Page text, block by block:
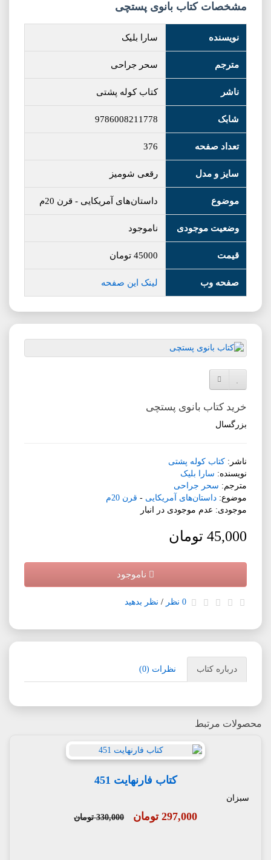
مشخصات کتاب بانوی پستچی
نویسنده سارا بلیک
مترجم سحر جراحی
ناشر کتاب کوله پشتی
شابک 9786008211778
تعداد صفحه 376
سایز و مدل رقعی شومیز
موضوع داستان‌های آمریکایی - قرن 20م
وضعیت موجودی ناموجود
قیمت 45000 تومان
صفحه وب لینک این صفحه
افزودن به لیست دلخواه
خرید کتاب بانوی پستچی
بزرگسال
ناشر: کتاب کوله پشتی
نویسنده: سارا بلیک
مترجم: سحر جراحی
موضوع: داستان‌های آمریکایی - قرن 20م
موجودی: عدم موجودی در انبار
45,000 تومان
ناموجود
0 نظر / نظر بدهید
درباره کتاب نظرات (0)
محصولات مرتبط
کتاب فارنهایت 451
سبزان
297,000 تومان 330,000 تومان